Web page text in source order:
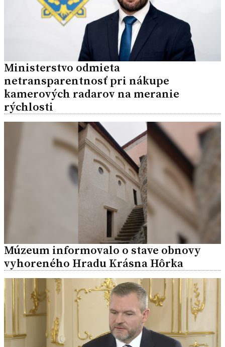
Ministerstvo odmieta
netransparentnosť pri nákupe
kamerových radarov na meranie
rýchlosti
Múzeum informovalo o stave obnovy
vyhoreného Hradu Krásna Hôrka